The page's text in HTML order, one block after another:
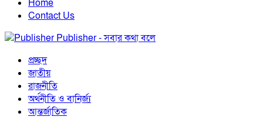
Home
Contact Us
Publisher - সবার কথা বলে
প্রচ্ছদ
জাতীয়
রাজনীতি
অর্থনীতি ও বানির্জ্য
আন্তর্জাতিক